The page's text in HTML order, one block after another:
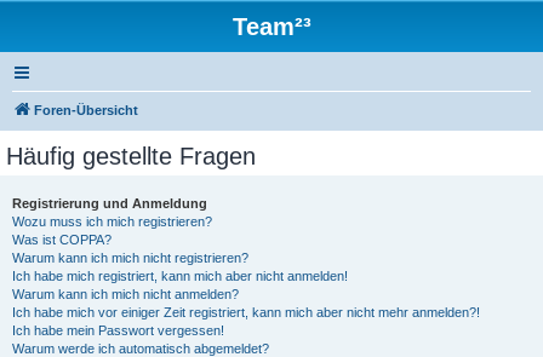
Team²³
Foren-Übersicht
Häufig gestellte Fragen
Registrierung und Anmeldung
Wozu muss ich mich registrieren?
Was ist COPPA?
Warum kann ich mich nicht registrieren?
Ich habe mich registriert, kann mich aber nicht anmelden!
Warum kann ich mich nicht anmelden?
Ich habe mich vor einiger Zeit registriert, kann mich aber nicht mehr anmelden?!
Ich habe mein Passwort vergessen!
Warum werde ich automatisch abgemeldet?